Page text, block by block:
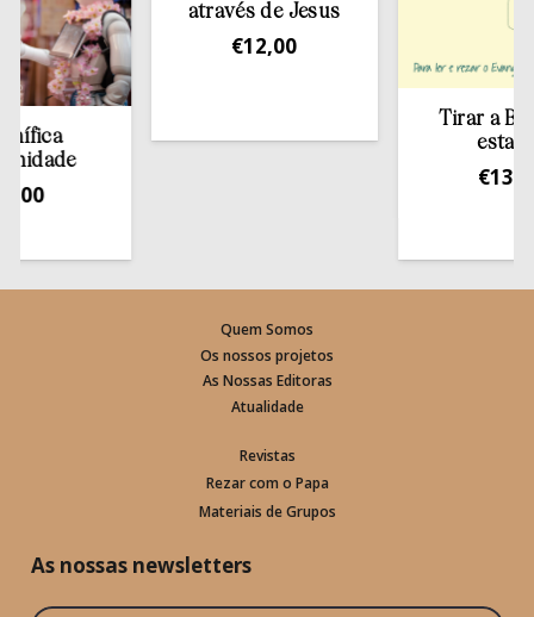
através de Jesus
12,00
Tirar a Bíblia
estante
13,50
Quem Somos
Os nossos projetos
As Nossas Editoras
Atualidade
Revistas
Rezar com o Papa
Materiais de Grupos
As nossas newsletters